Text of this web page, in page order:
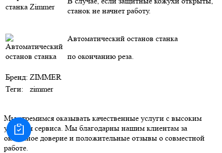
станок не начнет работу.
Автоматический останов станка
по окончанию реза.
Бренд: ZIMMER
Теги:
zimmer
Мы стремимся оказывать качественные услуги с высоким
уровнем сервиса. Мы благодарны нашим клиентам за
оказанное доверие и положительные отзывы о совместной
работе.